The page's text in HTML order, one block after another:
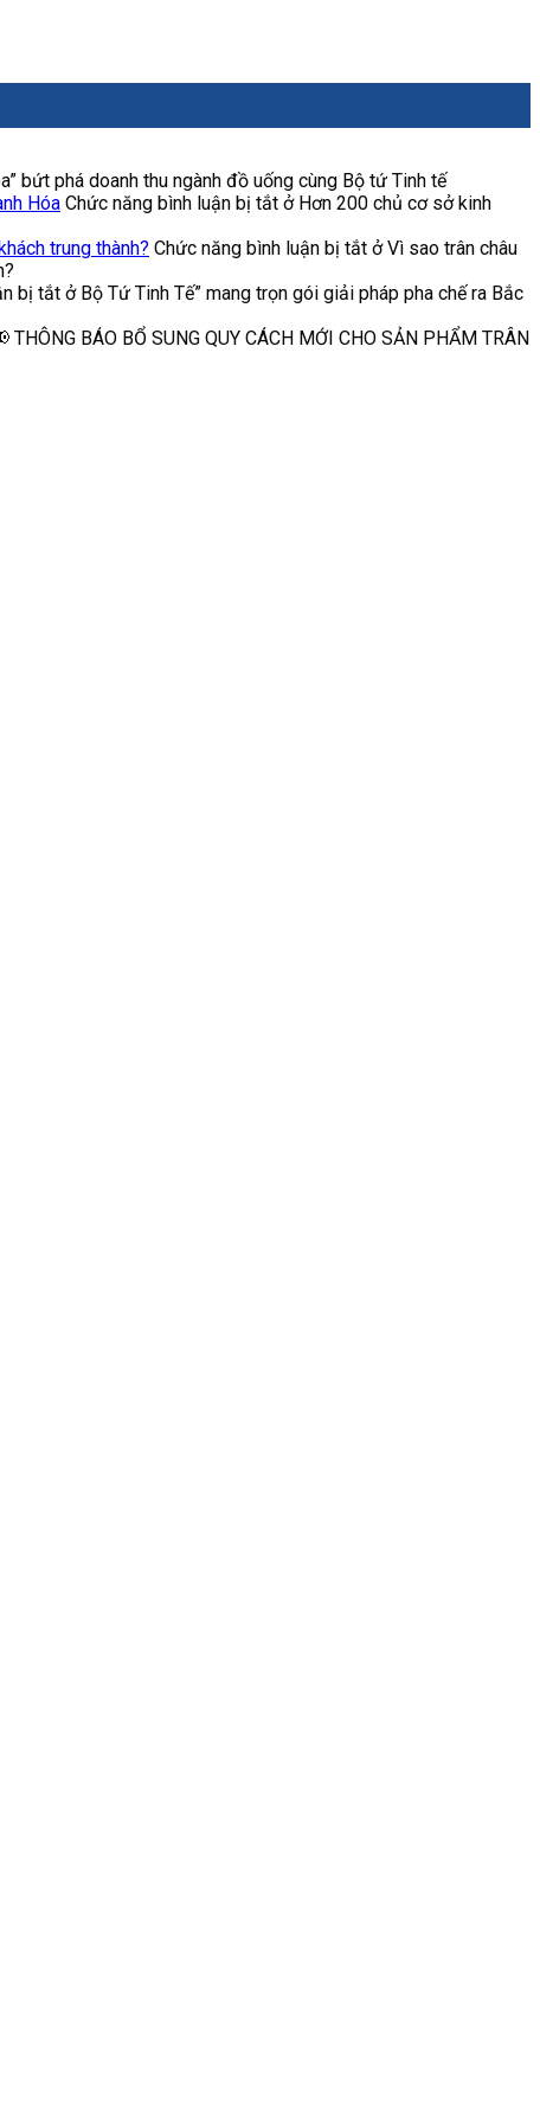
bứt phá doanh thu ngành đồ uống cùng Bộ tứ Tinh tế
Hóa Chức năng bình luận bị tắt ở Hơn 200 chủ cơ sở kinh
trung thành? Chức năng bình luận bị tắt ở Vì sao trân châu
bị tắt ở Bộ Tứ Tinh Tế” mang trọn gói giải pháp pha chế ra Bắc
THÔNG BÁO BỔ SUNG QUY CÁCH MỚI CHO SẢN PHẨM TRÂN